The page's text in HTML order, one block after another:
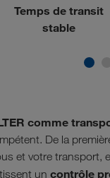
Temps de transit
stable
comme
De la
et votre transport,
un contrôle